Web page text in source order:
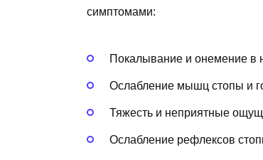
симптомами:
Покалывание и онемение в
Ослабление мышц стопы и
Тяжесть и неприятные
Ослабление рефлексов